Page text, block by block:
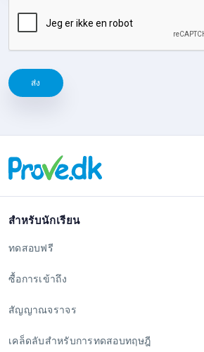
ส่ง
สำหรับนักเรียน
ทดสอบฟรี
ซื้อการเข้าถึง
สัญญาณจราจร
เคล็ดลับสำหรับการทดสอบทฤษฎี